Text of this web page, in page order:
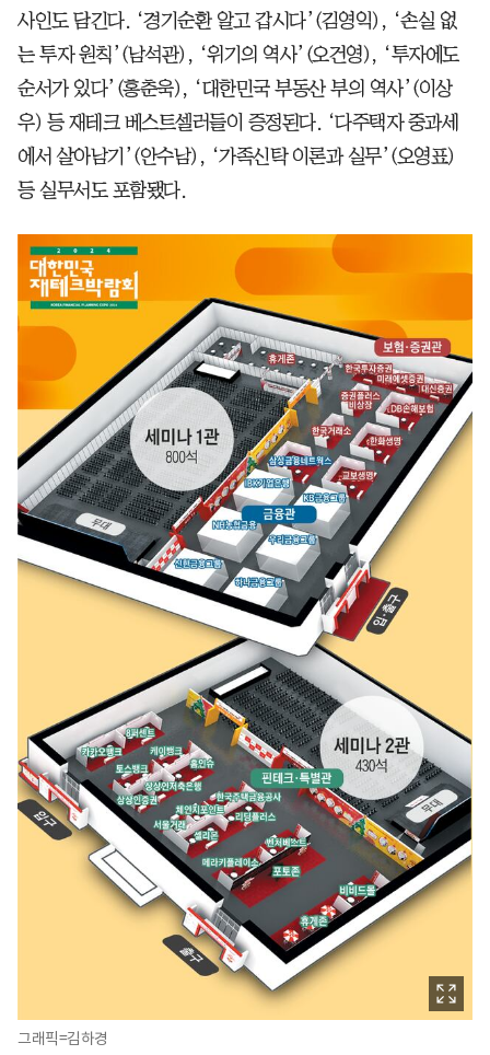
사인도 담긴다. ‘경기순환 알고 갑시다’(김영익), ‘손실 없
는 투자 원칙’(남석관), ‘위기의 역사’(오건영), ‘투자에도
순서가 있다’(홍춘욱), ‘대한민국 부동산 부의 역사’(이상
우) 등 재테크 베스트셀러들이 증정된다. ‘다주택자 중과세
에서 살아남기’(안수남), ‘가족신탁 이론과 실무’(오영표)
등 실무서도 포함됐다.
그래픽=김하경